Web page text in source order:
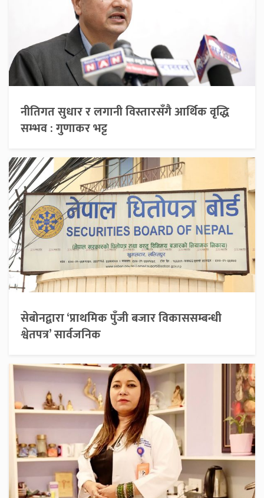
नीतिगत सुधार र लगानी विस्तारसँगै आर्थिक वृद्धि
सम्भव : गुणाकर भट्ट
सेबोनद्वारा ‘प्राथमिक पुँजी बजार विकाससम्बन्धी
श्वेतपत्र’ सार्वजनिक